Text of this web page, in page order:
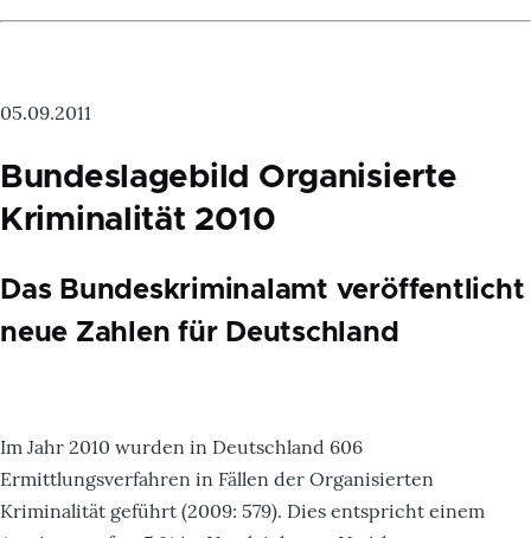
05.09.2011
Bundeslagebild Organisierte
Kriminalität 2010
Das Bundeskriminalamt veröffentlicht
neue Zahlen für Deutschland
Im Jahr 2010 wurden in Deutschland 606
Ermittlungsverfahren in Fällen der Organisierten
Kriminalität geführt (2009: 579). Dies entspricht einem